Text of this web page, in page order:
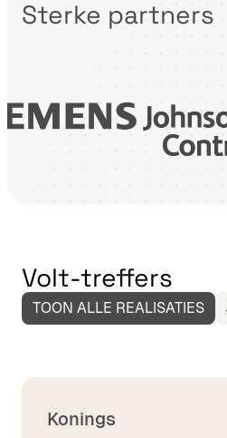
Sterke partners
Volt-treffers
TOON ALLE REALISATIES
Konings